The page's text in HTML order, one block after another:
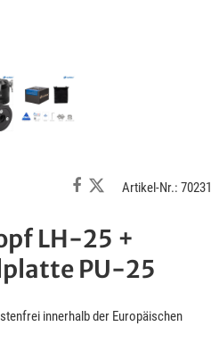
Artikel-Nr.: 70231
LH-25 +
PU-25
innerhalb der Europäischen